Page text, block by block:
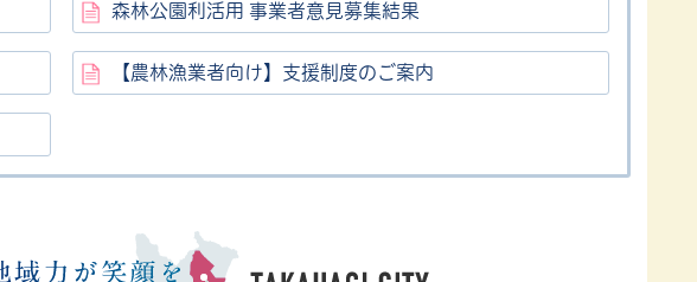
森林公園利活用 事業者意見募集結果
【農林漁業者向け】支援制度のご案内